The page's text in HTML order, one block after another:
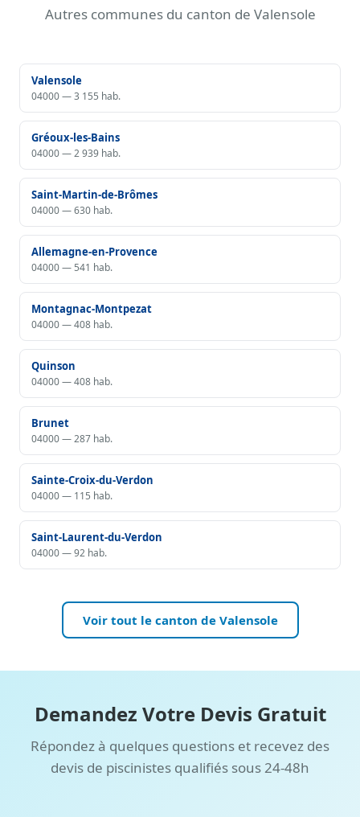
responsabilité civile, l'ancienneté de l'entreprise et
gratuitement en relation avec desinstallateurs
de piscine certifiés
Autres communes du canton de Valensole
Valensole
04000 — 3 155 hab.
Gréoux-les-Bains
04000 — 2 939 hab.
Saint-Martin-de-Brômes
04000 — 630 hab.
Allemagne-en-Provence
04000 — 541 hab.
Montagnac-Montpezat
04000 — 408 hab.
Quinson
04000 — 408 hab.
Brunet
04000 — 287 hab.
Sainte-Croix-du-Verdon
04000 — 115 hab.
Saint-Laurent-du-Verdon
04000 — 92 hab.
Voir tout le canton de Valensole
Demandez Votre Devis Gratuit
Répondez à quelques questions et recevez des
devis de piscinistes qualifiés sous 24-48h